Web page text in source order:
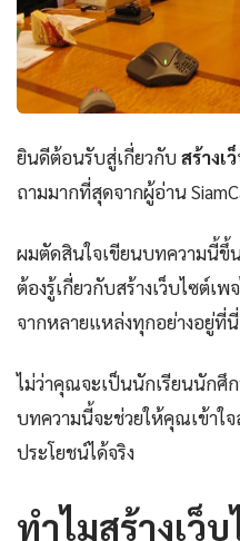
ยินดีต้อนรับสู่เกี่ยวกับสร้างเ
ถามมากที่สุดจากผู้อ่าน
ผมตัดสินใจเขียนบทความนี้ขึ้
ต้องรู้เกี่ยวกับสร้างเว็บไซต์เ
จากหลายแหล่งทุกอย่างอยู่ที่
ไม่ว่าคุณจะเป็นนักเรียนนักศึ
บทความนี้จะช่วยให้คุณเข้าใจ
ประโยชน์ได้จริง
ทำไมสร้างเว็